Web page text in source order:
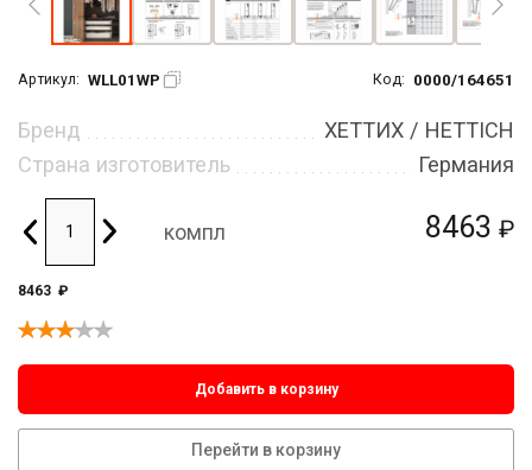
Артикул: WLL01WP Код: 0000/164651
8463 ₽
Бренд
ХЕТТИХ / HETTICH
Страна изготовитель
Германия
компл
8463 ₽
Добавить в корзину
Перейти в корзину